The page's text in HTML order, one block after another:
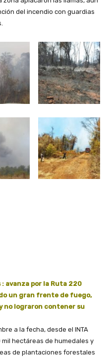
del incendio con guardias
avanza por la Ruta 220
un gran frente de fuego,
no lograron contener su
a la fecha, desde el INTA
hectáreas de humedales y
de plantaciones forestales